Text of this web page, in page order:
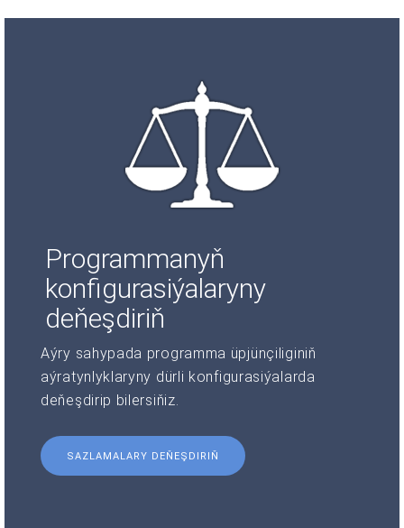
Programmanyň
konfigurasiýalaryny
deňeşdiriň
Aýry sahypada programma üpjünçiliginiň
aýratynlyklaryny dürli konfigurasiýalarda
deňeşdirip bilersiňiz.
SAZLAMALARY DEŇEŞDIRIŇ